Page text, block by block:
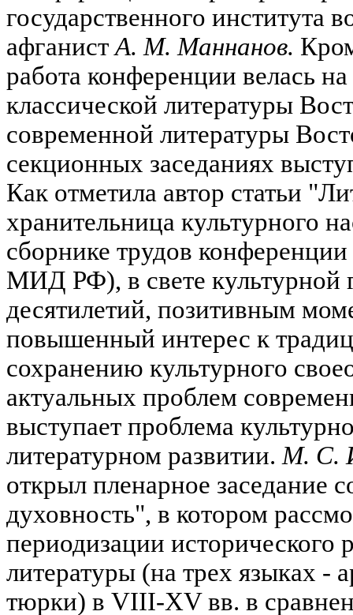
государственного института
афганистА. М. Маннанов.
работа конференции велась
классической литературы
современной литературы
секционных заседаниях
Как отметила автор статьи
хранительница культурного
сборнике трудов конференции
МИД РФ), в свете культурной
десятилетий, позитивным
повышенный интерес к
сохранению культурного
актуальных проблем
выступает проблема
литературном развитии. М. С.
открыл пленарное заседание
духовность", в котором
периодизации исторического
литературы (на трех языках -
тюрки) в VIII-XV вв. в